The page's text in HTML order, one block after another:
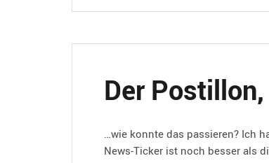
Der
…wie konnte das passieren? Ich
News-Ticker ist noch besser als